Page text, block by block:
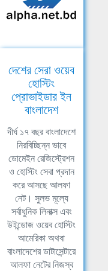
দেশের সেরা ওয়েব
হোস্টিং
প্রোভাইডার ইন
বাংলাদেশ
দীর্ঘ ১৭ বছর বাংলাদেশে
নিরবিচ্ছিন্ন ভাবে
ডোমেইন রেজিস্ট্রেশন
ও হোস্টিং সেবা প্রদান
করে আসছে আলফা
নেট। সুলভ মূল্যে
সর্বাধুনিক লিনাক্স এবং
উইন্ডোজ ওয়েব হোস্টিং
আমেরিকা অথবা
বাংলাদেশের ডাটাসেন্টারে
আলফা নেটের নিজস্ব